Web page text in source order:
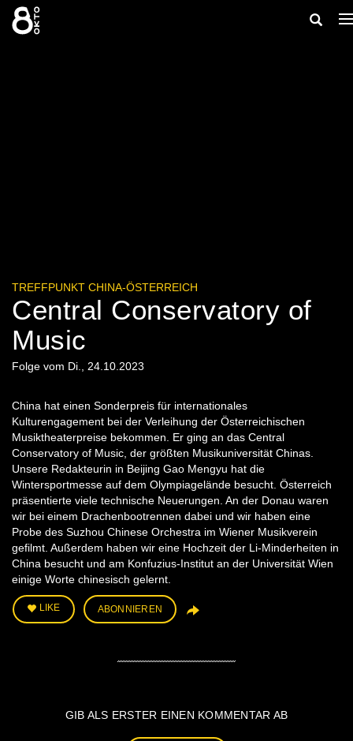
Zum
Inhalt
springen
Suche
TREFFPUNKT CHINA-ÖSTERREICH
Central Conservatory of
Music
Folge vom Di., 24.10.2023
China hat einen Sonderpreis für internationales
Kulturengagement bei der Verleihung der Österreichischen
Musiktheaterpreise bekommen. Er ging an das Central
Conservatory of Music, der größten Musikuniversität Chinas.
Unsere Redakteurin in Beijing Gao Mengyu hat die
Wintersportmesse auf dem Olympiagelände besucht. Österreich
präsentierte viele technische Neuerungen. An der Donau waren
wir bei einem Drachenbootrennen dabei und wir haben eine
Probe des Suzhou Chinese Orchestra im Wiener Musikverein
gefilmt. Außerdem haben wir eine Hochzeit der Li-Minderheiten in
China besucht und am Konfuzius-Institut an der Universität Wien
einige Worte chinesisch gelernt.
LIKE ABONNIEREN
GIB ALS ERSTER EINEN KOMMENTAR AB